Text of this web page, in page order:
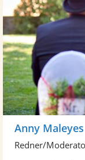
Anny Maleyes
Redner/